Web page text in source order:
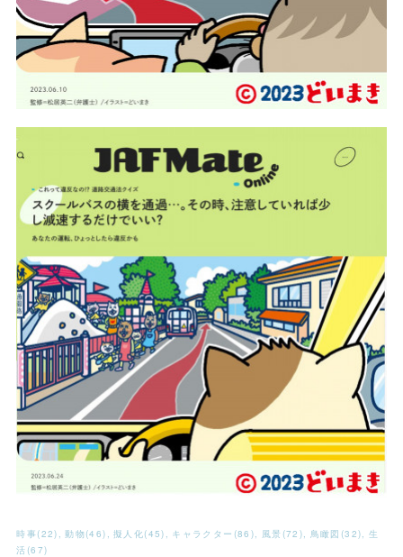
時事(22) 動物 (46) 擬人化(45) キャラクター (86 ) 風景 (72 ) 鳥瞰図 (32)
生
活 (67)